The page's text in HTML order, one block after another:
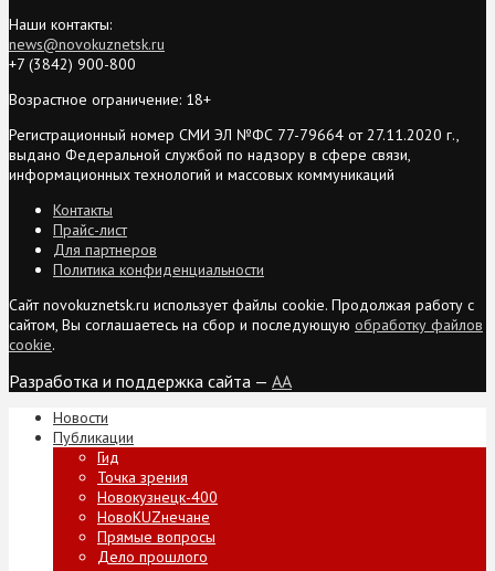
Наши контакты:
news@novokuznetsk.ru
+7 (3842) 900-800
Возрастное ограничение: 18+
Регистрационный номер СМИ ЭЛ №ФС 77-79664 от 27.11.2020 г.,
выдано Федеральной службой по надзору в сфере связи,
информационных технологий и массовых коммуникаций
Контакты
Прайс-лист
Для партнеров
Политика конфиденциальности
Сайт novokuznetsk.ru использует файлы cookie. Продолжая работу с
сайтом, Вы соглашаетесь на сбор и последующую обработку файлов
cookie.
Разработка и поддержка сайта — AA
Новости
Публикации
Гид
Точка зрения
Новокузнецк-400
НовоKUZнечане
Прямые вопросы
Дело прошлого